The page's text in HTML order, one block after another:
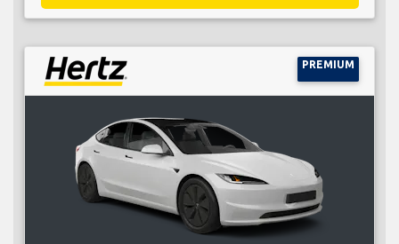
PREMIUM